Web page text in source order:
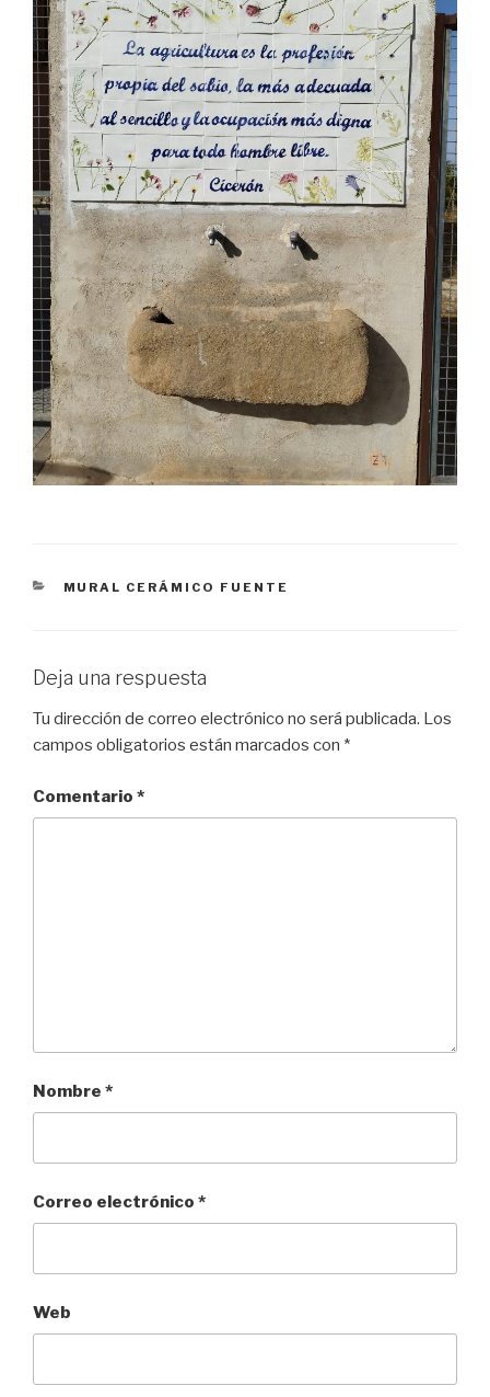
CATEGORÍAS
MURAL CERÁMICO FUENTE
Deja una respuesta
Tu dirección de correo electrónico no será publicada. Los
campos obligatorios están marcados con *
Comentario *
Nombre *
Correo electrónico *
Web